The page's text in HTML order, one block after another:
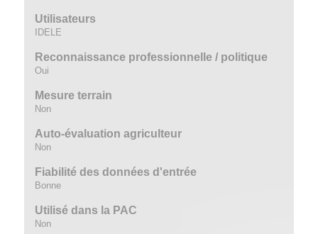
Utilisateurs
IDELE
Reconnaissance professionnelle / politique
Oui
Mesure terrain
Non
Auto-évaluation agriculteur
Non
Fiabilité des données d'entrée
Bonne
Utilisé dans la PAC
Non